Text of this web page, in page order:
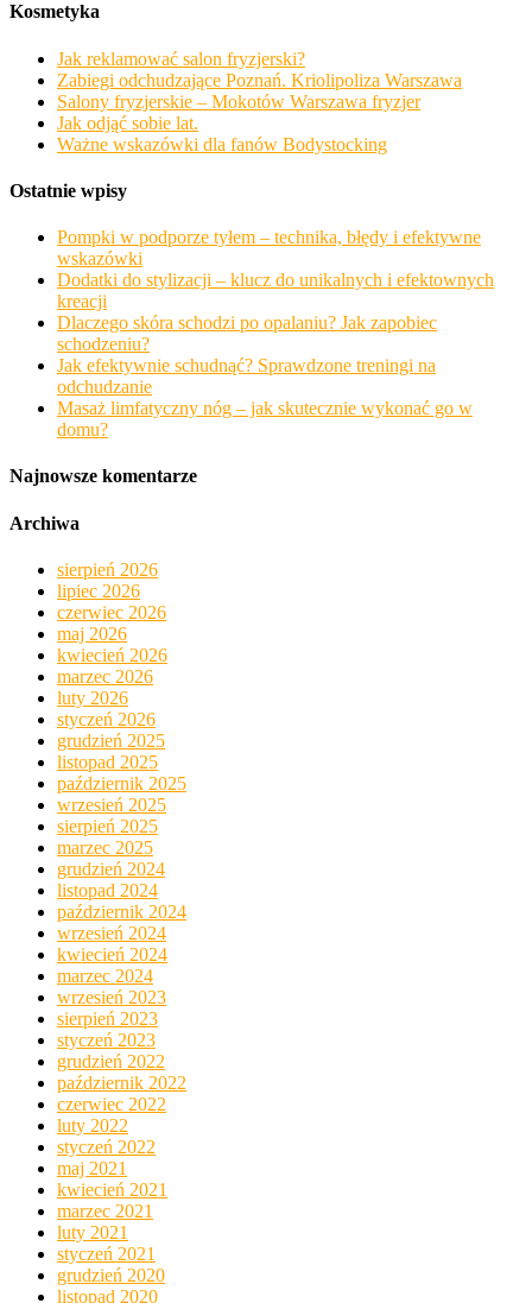
Kosmetyka
Jak reklamować salon fryzjerski?
Zabiegi odchudzające Poznań. Kriolipoliza Warszawa
Salony fryzjerskie – Mokotów Warszawa fryzjer
Jak odjąć sobie lat.
Ważne wskazówki dla fanów Bodystocking
Ostatnie wpisy
Pompki w podporze tyłem – technika, błędy i efektywne
wskazówki
Dodatki do stylizacji – klucz do unikalnych i efektownych
kreacji
Dlaczego skóra schodzi po opalaniu? Jak zapobiec
schodzeniu?
Jak efektywnie schudnąć? Sprawdzone treningi na
odchudzanie
Masaż limfatyczny nóg – jak skutecznie wykonać go w
domu?
Najnowsze komentarze
Archiwa
sierpień 2026
lipiec 2026
czerwiec 2026
maj 2026
kwiecień 2026
marzec 2026
luty 2026
styczeń 2026
grudzień 2025
listopad 2025
październik 2025
wrzesień 2025
sierpień 2025
marzec 2025
grudzień 2024
listopad 2024
październik 2024
wrzesień 2024
kwiecień 2024
marzec 2024
wrzesień 2023
sierpień 2023
styczeń 2023
grudzień 2022
październik 2022
czerwiec 2022
luty 2022
styczeń 2022
maj 2021
kwiecień 2021
marzec 2021
luty 2021
styczeń 2021
grudzień 2020
listopad 2020